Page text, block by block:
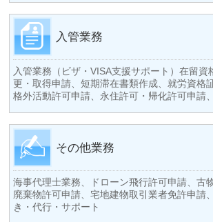
入管業務
入管業務（ビザ・VISA支援サポート）在留資
更・取得申請、短期滞在書類作成、就労資格
格外活動許可申請、永住許可・帰化許可申請
その他業務
海事代理士業務、ドローン飛行許可申請、古
廃棄物許可申請、宅地建物取引業者免許申請
き・代行・サポート